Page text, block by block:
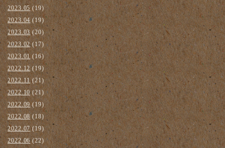
2023.05(19)
2023.04(19)
2023.03(20)
2023.02(17)
2023.01(16)
2022.12(19)
2022.11 (21)
2022.10(21)
2022.09(19)
2022.08 (18)
2022.07(19)
2022.06(22)